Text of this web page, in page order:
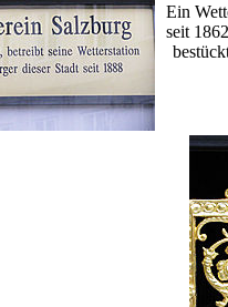
Ein
seit